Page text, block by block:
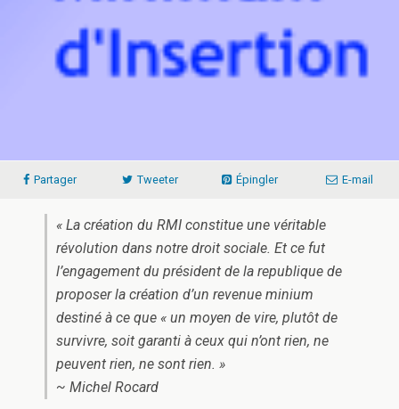
Partager Tweeter Épingler E-mail
« La création du RMI constitue une véritable
révolution dans notre droit sociale. Et ce fut
l’engagement du président de la republique de
proposer la création d’un revenue minium
destiné à ce que « un moyen de vire, plutôt de
survivre, soit garanti à ceux qui n’ont rien, ne
peuvent rien, ne sont rien. »
~ Michel Rocard